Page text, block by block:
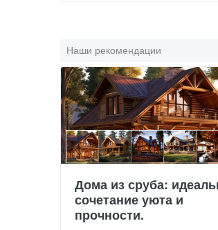
Наши рекомендации
Дома из сруба:
сочетание уюта и
прочности.